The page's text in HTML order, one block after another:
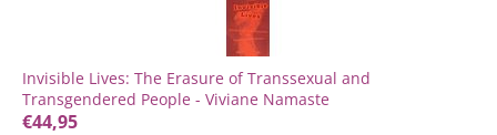
Invisible Lives: The Erasure of Transsexual and
Transgendered People - Viviane Namaste
€44,95